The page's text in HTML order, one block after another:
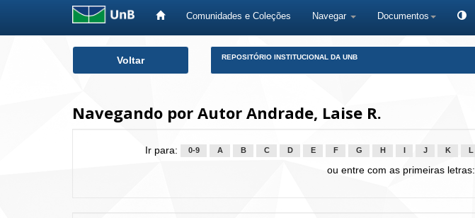
Comunidades e Coleções Navegar Documentos
Voltar REPOSITÓRIO INSTITUCIONAL DA UNB
Navegando por Autor Andrade, Laise R.
Ir para: 0-9 A B C D E F G H J K L
ou entre com as primeiras letras: